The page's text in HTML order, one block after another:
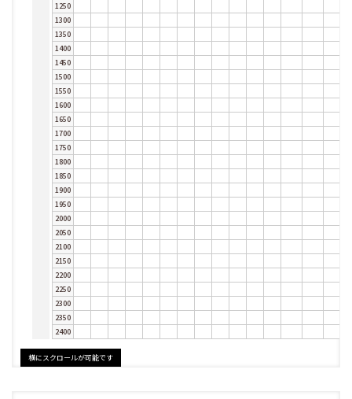
1250
1300
1350
1400
1450
1500
1550
1600
1650
1700
1750
1800
1850
1900
1950
2000
2050
2100
2150
2200
2250
2300
2350
2400